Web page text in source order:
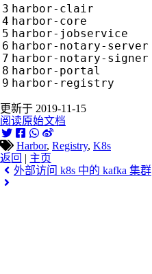
更新于 2019-11-15
阅读原始文档
Harbor, Registry, K8s
返回 | 主页
外部访问 k8s 中的 kafka 集群